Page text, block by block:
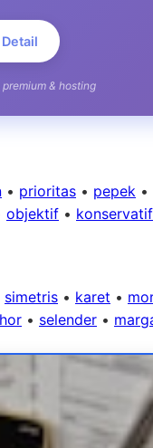
& hosting
• prioritas • pepek •
objektif • konservatif
simetris • karet •
• selender •